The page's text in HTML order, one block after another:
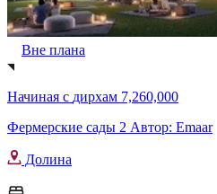
Вне плана
Начиная с дирхам 7,260,000
Фермерские сады 2 Автор: Emaar
Долина